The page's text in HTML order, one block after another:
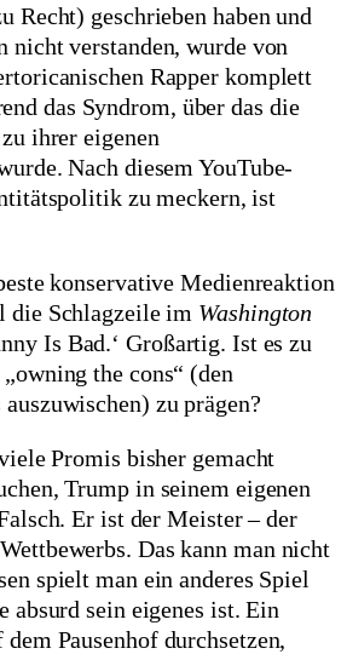
Recht) geschrieben haben und
nicht verstanden, wurde von
Rapper komplett
das Syndrom, über das die
ihrer eigenen
Nach diesem YouTube-
zu meckern, ist
konservative Medienreaktion
die Schlagzeile im Washington
Is Bad.‘ Großartig. Ist es zu
the cons“ (den
zu prägen?
Promis bisher gemacht
Trump in seinem eigenen
Er ist der Meister – der
Das kann man nicht
spielt man ein anderes Spiel
absurd sein eigenes ist. Ein
Pausenhof durchsetzen,